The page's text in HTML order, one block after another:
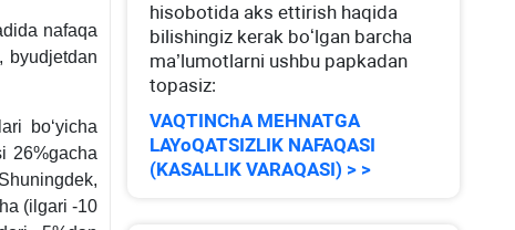
nafaqa
byudjetdan
boʻyicha
26%gacha
(ilgari -10
hisobotida aks ettirish haqida
bilishingiz kerak boʻlgan barcha
ma’lumotlarni ushbu papkadan
topasiz:
VAQTINChA MEHNATGA
LAYoQATSIZLIK NAFAQASI
(KASALLIK VARAQASI) > >